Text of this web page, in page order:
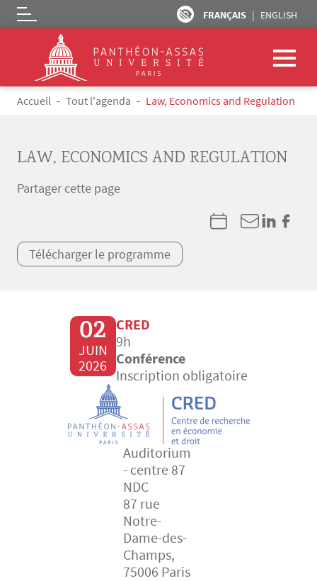
Aller au contenu principal
FRANÇAIS ENGLISH
Logo
Fil d'Ariane
Accueil Tout l'agenda Law, Economics and Regulation
LAW, ECONOMICS AND REGULATION
Partager cette page
Télécharger le programme
02
JUIN
2026
CRED
9h
Conférence
Inscription obligatoire
Auditorium
- centre 87
NDC
87 rue
Notre-
Dame-des-
Champs,
75006 Paris